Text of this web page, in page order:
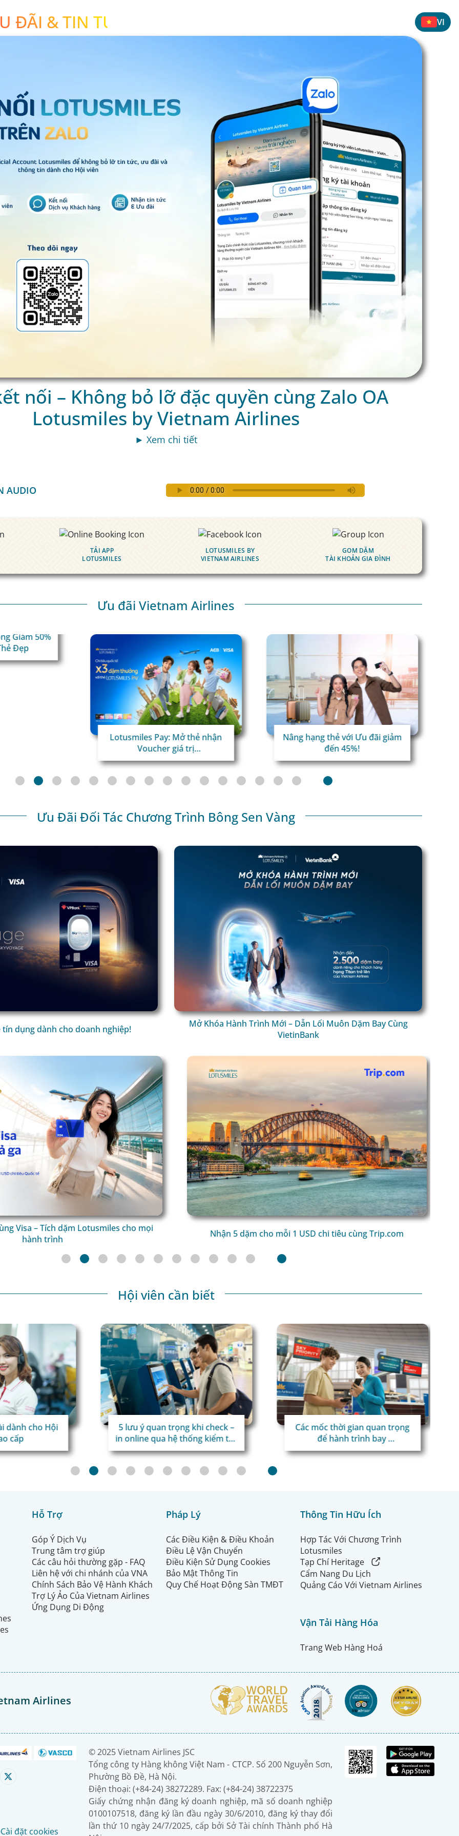
VI
ĐÃI & TIN TỨC LOTUSMILES THÁNG 8/2026
nối – Không bỏ lỡ đặc quyền cùng Zalo OA
Lotusmiles by Vietnam Airlines
► Xem chi tiết
AUDIO
TẢI APP
LOTUSMILES
LOTUSMILES BY
VIETNAM AIRLINES
GOM DẶM
TÀI KHOẢN GIA ĐÌNH
Ưu đãi Vietnam Airlines
Giảm 50%
Đẹp
Lotusmiles Pay: Mở thẻ nhận
Voucher giá trị
Chi tiêu quốc tế x3 dặm
Nâng hạng thẻ với Ưu đãi giảm
đến 45%!
Ưu Đãi Đối Tác Chương Trình Bông Sen Vàng
tín dụng dành cho doanh nghiệp!
Mở Khóa Hành Trình Mới – Dẫn Lối Muôn Dặm Bay Cùng
VietinBank
Visa – Tích dặm Lotusmiles cho mọi
hành trình
Nhận 5 dặm cho mỗi 1 USD chi tiêu cùng Trip.com
Hội viên cần biết
cho Hội
5 lưu ý quan trọng khi check –
in online qua hệ thống kiểm tra
tự động TravelDoc ADC
Các mốc thời gian quan trọng
để hành trình bay
thuận lợi
Hỗ Trợ
Góp Ý Dịch Vụ
Trung tâm trợ giúp
Các câu hỏi thường gặp - FAQ
Liên hệ với chi nhánh của VNA
Chính Sách Bảo Vệ Hành Khách
Trợ Lý Ảo Của Vietnam Airlines
Ứng Dụng Di Động
Pháp Lý
Các Điều Kiện & Điều Khoản
Điều Lệ Vận Chuyển
Điều Kiện Sử Dụng Cookies
Bảo Mật Thông Tin
Quy Chế Hoạt Động Sàn TMĐT
Thông Tin Hữu Ích
Hợp Tác Với Chương Trình
Lotusmiles
Tạp Chí Heritage
Cẩm Nang Du Lịch
Quảng Cáo Với Vietnam Airlines
Vận Tải Hàng Hóa
Trang Web Hàng Hoá
Airlines
Cài đặt cookies
© 2025 Vietnam Airlines JSC
Tổng công ty Hàng không Việt Nam - CTCP. Số 200 Nguyễn Sơn,
Phường Bồ Đề, Hà Nội.
Điện thoại: (+84-24) 38272289. Fax: (+84-24) 38722375
Giấy chứng nhận đăng ký doanh nghiệp, mã số doanh nghiệp
0100107518, đăng ký lần đầu ngày 30/6/2010, đăng ký thay đổi
lần thứ 10 ngày 24/7/2025, cấp bởi Sở Tài chính Thành phố Hà